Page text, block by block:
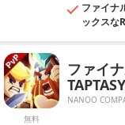
ファイナ
ックスな
無料
ファイ
NANOO